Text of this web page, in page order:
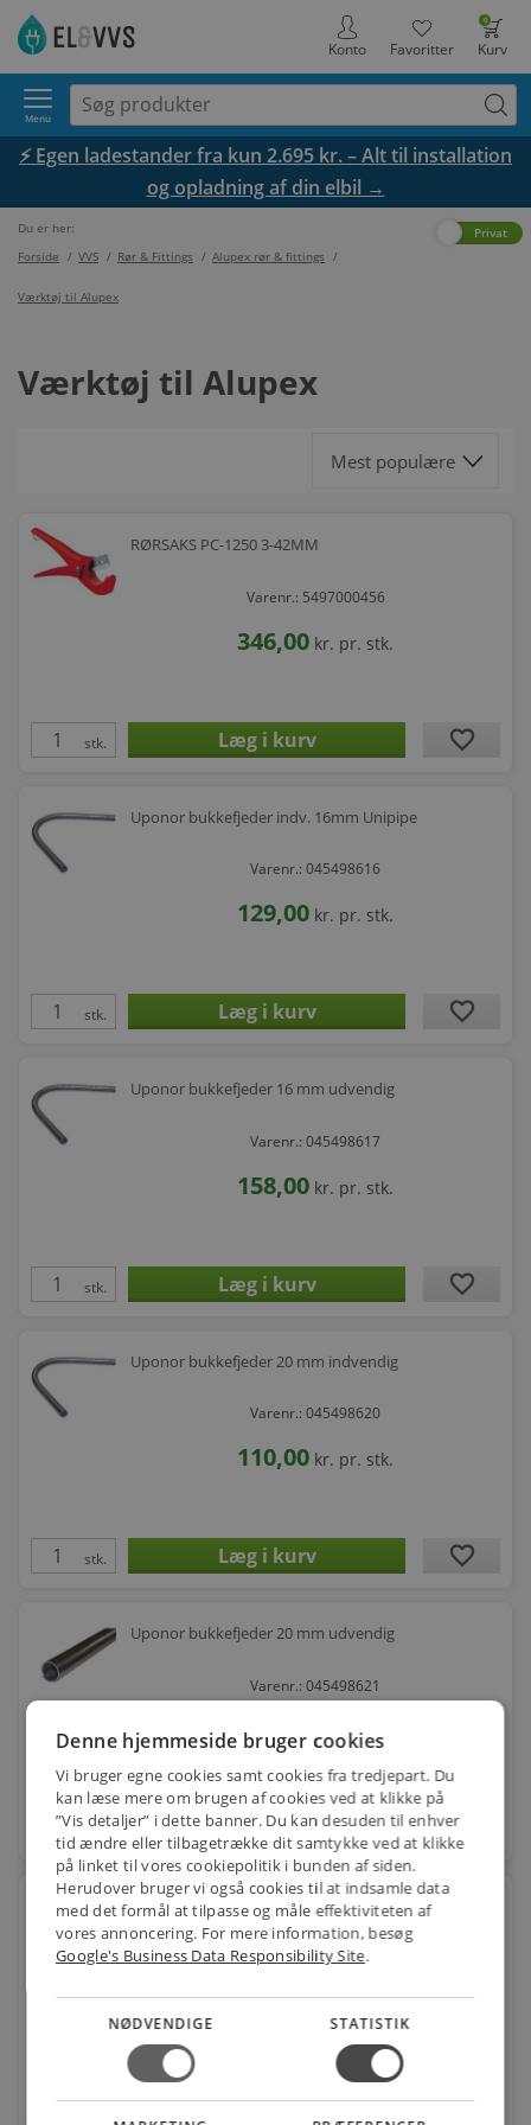
0
Kurv
Favoritter
Konto
Menu
⚡ Egen ladestander fra kun 2.695 kr. – Alt til installation
og opladning af din elbil →
Du er her:
Forside / VVS / Rør & Fittings / Alupex rør & fittings /
Værktøj til Alupex
Privat
Værktøj til Alupex
RØRSAKS PC-1250 3-42MM
Varenr.: 5497000456
346,00 kr. pr. stk.
stk. favorite
Uponor bukkefjeder indv. 16mm Unipipe
Varenr.: 045498616
129,00 kr. pr. stk.
stk. favorite
Uponor bukkefjeder 16 mm udvendig
Varenr.: 045498617
158,00 kr. pr. stk.
stk. favorite
Uponor bukkefjeder 20 mm indvendig
Varenr.: 045498620
110,00 kr. pr. stk.
stk. favorite
Uponor bukkefjeder 20 mm udvendig
Varenr.: 045498621
202,00 pr. stk.
stk. favorite
Uponor bukkefjeder indvendig 25mm
Varenr.: 045498625
124,00 kr.pr. stk.
stk. favorite
Denne hjemmeside bruger cookies
Vi bruger egne cookies samt cookies fra tredjepart. Du
kan læse mere om brugen af cookies ved at klikke på
”Vis detaljer” i dette banner. Du kan desuden til enhver
tid ændre eller tilbagetrække dit samtykke ved at klikke
på linket til vores cookiepolitik i bunden af siden.
Herudover bruger vi også cookies til at indsamle data
med det formål at tilpasse og måle effektiviteten af
vores annoncering. For mere information, besøg
Google's Business Data Responsibility Site.
NØDVENDIGE STATISTIK